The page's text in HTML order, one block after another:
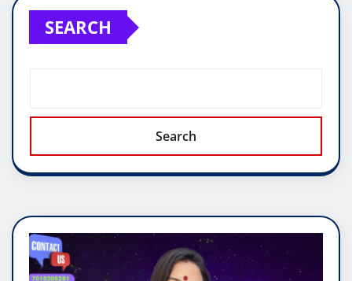
SEARCH
Search